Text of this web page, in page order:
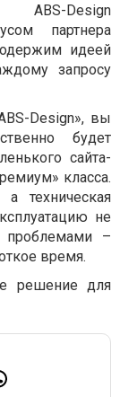
ABS-Design
партнера
идеей
запросу
-Design», вы
будет
сайта-
класса.
техническая
не
проблемами –
время.
решение для